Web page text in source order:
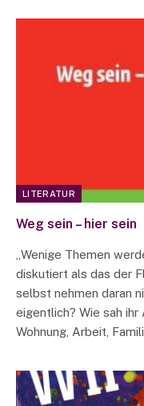
LITERATUR
Weg sein – hier sein
„Wenige Themen
diskutiert als das der
selbst nehmen daran
eigentlich? Wie sah ihr
Wohnung, Arbeit,